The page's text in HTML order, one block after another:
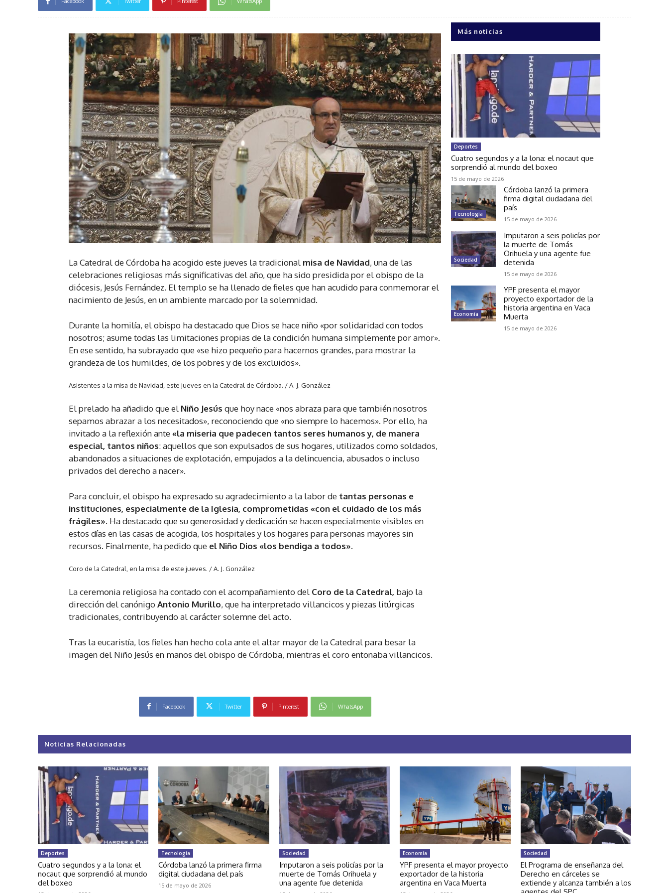
La Catedral de Córdoba ha acogido este jueves la tradicional misa de Navidad, una de las
celebraciones religiosas más significativas del año, que ha sido presidida por el obispo de la
diócesis, Jesús Fernández. El templo se ha llenado de fieles que han acudido para conmemorar el
nacimiento de Jesús, en un ambiente marcado por la solemnidad.
Durante la homilía, el obispo ha destacado que Dios se hace niño «por solidaridad con todos
nosotros; asume todas las limitaciones propias de la condición humana simplemente por amor».
En ese sentido, ha subrayado que «se hizo pequeño para hacernos grandes, para mostrar la
grandeza de los humildes, de los pobres y de los excluidos».
Asistentes a la misa de Navidad, este jueves en la Catedral de Córdoba. / A. J. González
El prelado ha añadido que el Niño Jesús que hoy nace «nos abraza para que también nosotros
sepamos abrazar a los necesitados», reconociendo que «no siempre lo hacemos». Por ello, ha
invitado a la reflexión ante«la miseria que padecen tantos seres humanos y, de manera
especial, tantos niños: aquellos que son expulsados de sus hogares, utilizados como soldados,
abandonados a situaciones de explotación, empujados a la delincuencia, abusados o incluso
privados del derecho a nacer».
Para concluir, el obispo ha expresado su agradecimiento a la labor de tantas personas e
instituciones, especialmente de la Iglesia, comprometidas «con el cuidado de los más
frágiles». Ha destacado que su generosidad y dedicación se hacen especialmente visibles en
estos días en las casas de acogida, los hospitales y los hogares para personas mayores sin
recursos. Finalmente, ha pedido que el Niño Dios «los bendiga a todos».
Coro de la Catedral, en la misa de este jueves. / A. J. González
La ceremonia religiosa ha contado con el acompañamiento del Coro de la Catedral, bajo la
dirección del canónigoAntonio Murillo, que ha interpretado villancicos y piezas litúrgicas
tradicionales, contribuyendo al carácter solemne del acto.
Tras la eucaristía, los fieles han hecho cola ante el altar mayor de la Catedral para besar la
imagen del Niño Jesús en manos del obispo de Córdoba, mientras el coro entonaba villancicos.
Facebook Twitter Pinterest WhatsApp
Más noticias
Deportes
Cuatro segundos y a la lona: el nocaut que
sorprendió al mundo del boxeo
15 de mayo de 2026
Tecnología
Córdoba lanzó la primera
firma digital ciudadana del
país
15 de mayo de 2026
Sociedad
Imputaron a seis policías por
la muerte de Tomás
Orihuela y una agente fue
detenida
15 de mayo de 2026
Economía
YPF presenta el mayor
proyecto exportador de la
historia argentina en Vaca
Muerta
15 de mayo de 2026
Noticias Relacionadas
Deportes
Cuatro segundos y a la lona: el
nocaut que sorprendió al mundo
del boxeo
Tecnología
Córdoba lanzó la primera firma
digital ciudadana del país
15 de mayo de 2026
Sociedad
Imputaron a seis policías por la
muerte de Tomás Orihuela y
una agente fue detenida
Economía
YPF presenta el mayor proyecto
exportador de la historia
argentina en Vaca Muerta
Sociedad
El Programa de enseñanza del
Derecho en cárceles se
extiende y alcanza también a los